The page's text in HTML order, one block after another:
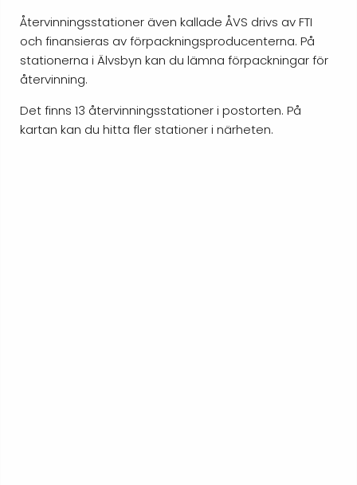
Återvinningsstationer även kallade ÅVS drivs av FTI
och finansieras av förpackningsproducenterna. På
stationerna i Älvsbyn kan du lämna förpackningar för
återvinning.
Det finns 13 återvinningsstationer i postorten. På
kartan kan du hitta fler stationer i närheten.